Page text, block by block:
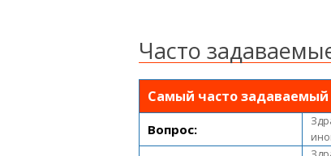
Часто
Самый часто задаваемый
Вопрос: